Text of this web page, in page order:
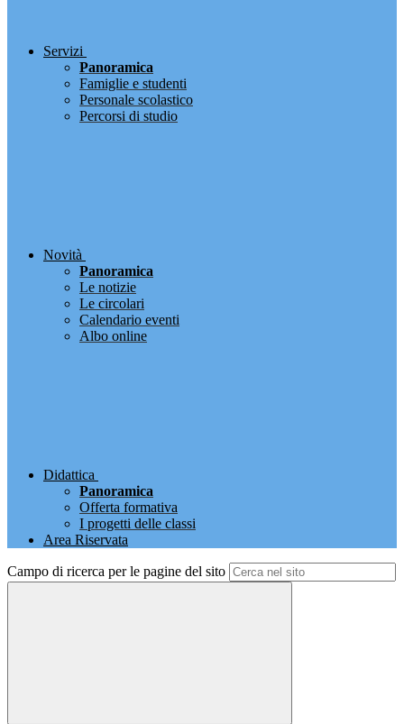
Servizi
Panoramica
Famiglie e studenti
Personale scolastico
Percorsi di studio
Novità
Panoramica
Le notizie
Le circolari
Calendario eventi
Albo online
Didattica
Panoramica
Offerta formativa
I progetti delle classi
Area Riservata
Campo di ricerca per le pagine del sito